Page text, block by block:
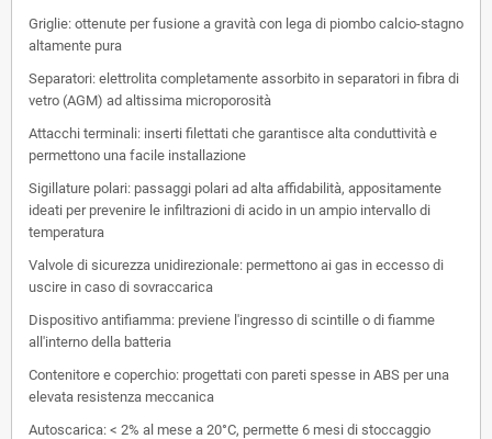
Griglie: ottenute per fusione a gravità con lega di piombo calcio-stagno
altamente pura
Separatori: elettrolita completamente assorbito in separatori in fibra di
vetro (AGM) ad altissima microporosità
Attacchi terminali: inserti filettati che garantisce alta conduttività e
permettono una facile installazione
Sigillature polari: passaggi polari ad alta affidabilità, appositamente
ideati per prevenire le infiltrazioni di acido in un ampio intervallo di
temperatura
Valvole di sicurezza unidirezionale: permettono ai gas in eccesso di
uscire in caso di sovraccarica
Dispositivo antifiamma: previene l'ingresso di scintille o di fiamme
all'interno della batteria
Contenitore e coperchio: progettati con pareti spesse in ABS per una
elevata resistenza meccanica
Autoscarica: < 2% al mese a 20°C, permette 6 mesi di stoccaggio